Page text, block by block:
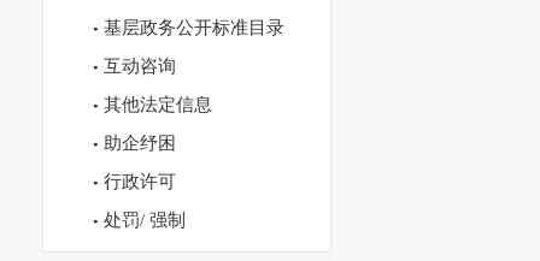
基层政务公开标准目录
互动咨询
其他法定信息
助企纾困
行政许可
处罚/ 强制